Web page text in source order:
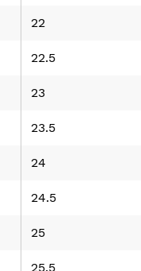
22
22.5
23
23.5
24
24.5
25
25.5